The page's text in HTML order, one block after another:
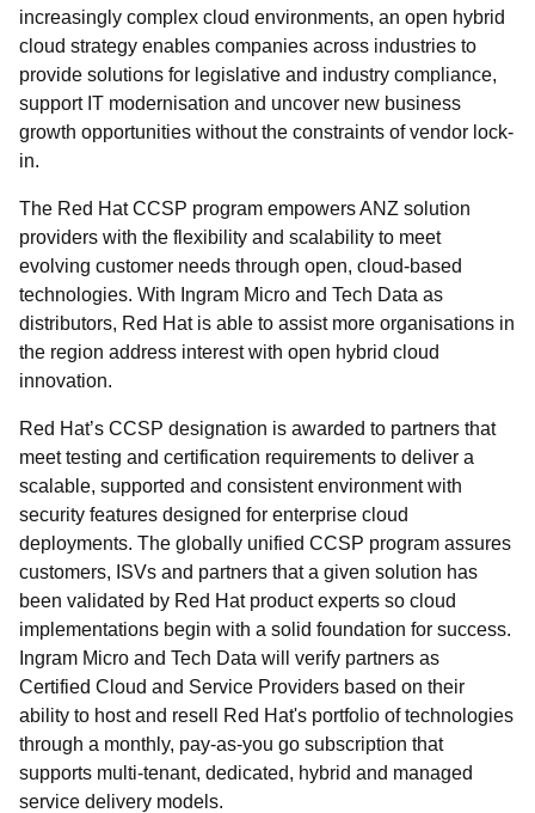
increasingly complex cloud environments, an open hybrid
cloud strategy enables companies across industries to
provide solutions for legislative and industry compliance,
support IT modernisation and uncover new business
growth opportunities without the constraints of vendor lock-
in.
The Red Hat CCSP program empowers ANZ solution
providers with the flexibility and scalability to meet
evolving customer needs through open, cloud-based
technologies. With Ingram Micro and Tech Data as
distributors, Red Hat is able to assist more organisations in
the region address interest with open hybrid cloud
innovation.
Red Hat’s CCSP designation is awarded to partners that
meet testing and certification requirements to deliver a
scalable, supported and consistent environment with
security features designed for enterprise cloud
deployments. The globally unified CCSP program assures
customers, ISVs and partners that a given solution has
been validated by Red Hat product experts so cloud
implementations begin with a solid foundation for success.
Ingram Micro and Tech Data will verify partners as
Certified Cloud and Service Providers based on their
ability to host and resell Red Hat's portfolio of technologies
through a monthly, pay-as-you go subscription that
supports multi-tenant, dedicated, hybrid and managed
service delivery models.